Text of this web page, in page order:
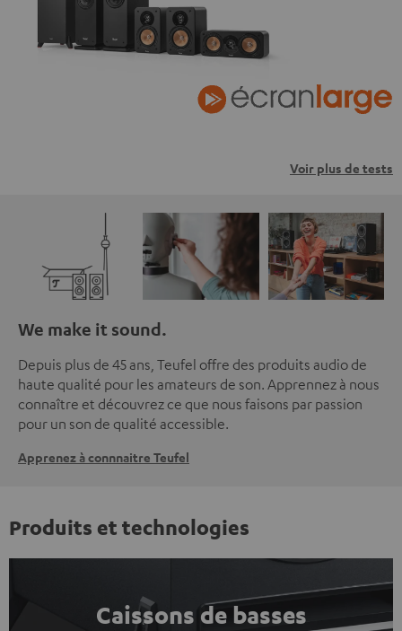
Voir plus de tests
We make it sound.
Depuis plus de 45 ans, Teufel offre des produits audio de
haute qualité pour les amateurs de son. Apprennez à nous
connaître et découvrez ce que nous faisons par passion
pour un son de qualité accessible.
Apprenez à connnaitre Teufel
Produits et technologies
Caissons de basses